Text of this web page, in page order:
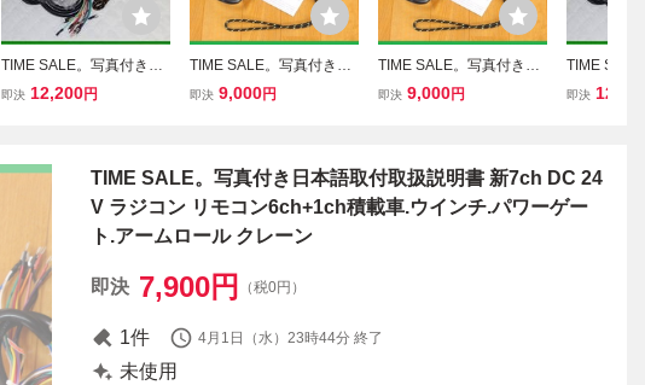
TIME SALE。写真付き日
本語取付取扱説明書 新7c
ロール クレーン
即決 12,200円
TIME SALE。写真付き日
本語取付取扱説明書 新7c
ロール クレーン
即決 9,000円
TIME SALE。写真付き日
本語取付取扱説明書 新7c
ロール クレーン
即決 9,000円
TIME
本語取付取
ロール ク
即決
TIME SALE。写真付き日本語取付取扱説明書 新7ch DC 24
V ラジコン リモコン6ch+1ch積載車.ウインチ.パワーゲー
ト.アームロール クレーン
即決 7,900円 （税0円）
1件 4月1日（水）23時44分 終了
未使用